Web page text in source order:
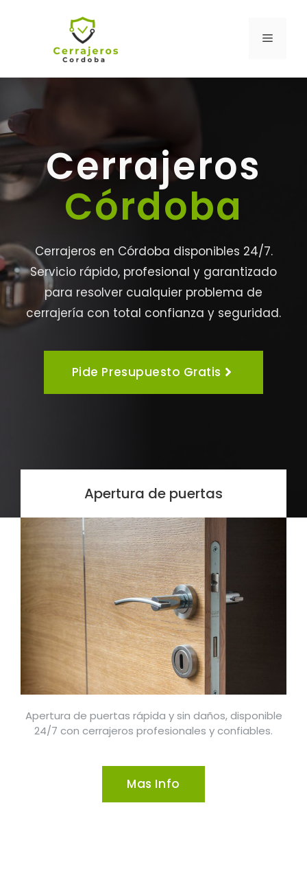
MENÚ
Cerrajeros
Córdoba
Cerrajeros en Córdoba disponibles 24/7.
Servicio rápido, profesional y garantizado
para resolver cualquier problema de
cerrajería con total confianza y seguridad.
Pide Presupuesto Gratis
Apertura de puertas
Apertura de puertas rápida y sin daños, disponible
24/7 con cerrajeros profesionales y confiables.
Mas Info